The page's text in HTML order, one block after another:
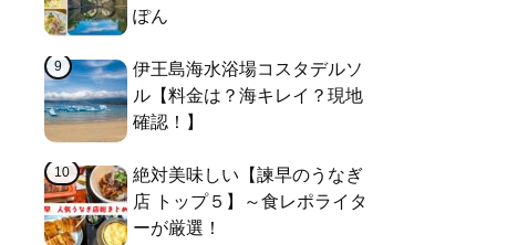
ぽん
伊王島海水浴場コスタデルソ
ル【料金は？海キレイ？現地
確認！】
絶対美味しい【諫早のうなぎ
店 トップ５】～食レポライタ
ーが厳選！